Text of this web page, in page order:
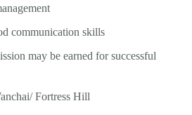
communication skills
may be earned for successful
Fortress Hill